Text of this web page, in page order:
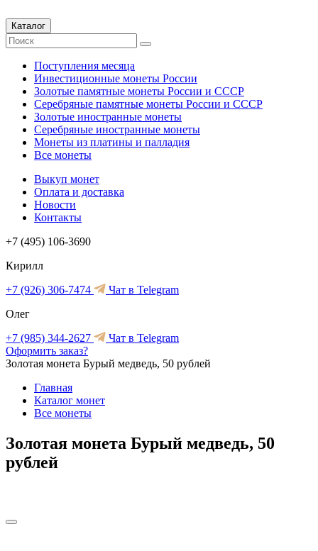
Каталог
Поступления месяца
Инвестиционные монеты России
Золотые памятные монеты России и СССР
Серебряные памятные монеты России и СССР
Золотые иностранные монеты
Серебряные иностранные монеты
Монеты из платины и палладия
Все монеты
Выкуп монет
Оплата и доставка
Новости
Контакты
+7 (495) 106-3690
Кирилл
+7 (926) 306-7474
Чат в Telegram
Олег
+7 (985) 344-2627
Чат в Telegram
Оформить заказ?
Золотая монета Бурый медведь, 50 рублей
Главная
Каталог монет
Все монеты
Золотая монета Бурый медведь, 50
рублей